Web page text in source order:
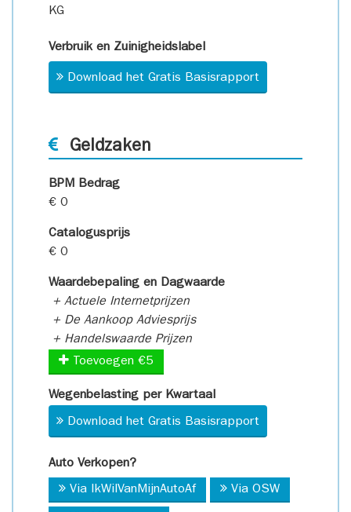
KG
Verbruik en Zuinigheidslabel
Download het Gratis Basisrapport
Geldzaken
BPM Bedrag
€ 0
Catalogusprijs
€ 0
Waardebepaling en Dagwaarde
+ Actuele Internetprijzen
+ De Aankoop Adviesprijs
+ Handelswaarde Prijzen
Toevoegen €5
Wegenbelasting per Kwartaal
Download het Gratis Basisrapport
Auto Verkopen?
Via IkWilVanMijnAutoAf Via OSW